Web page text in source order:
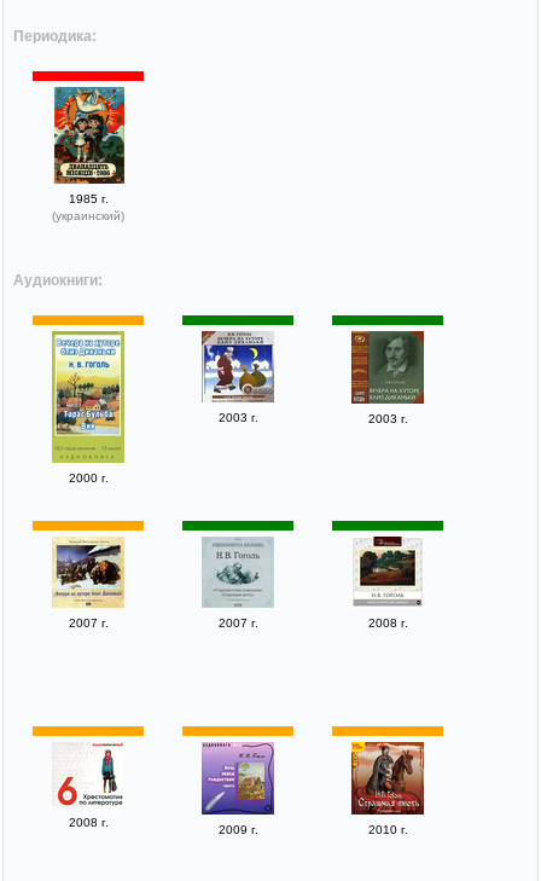
Периодика:
1985 г.
(украинский)
Аудиокниги:
2000 г.
2003 г. 2003 г.
2007 г. 2007 г. 2008 г.
2008 г.
2009 г. 2010 г.